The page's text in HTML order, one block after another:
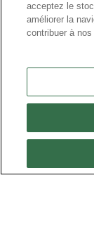
acceptez le
améliorer la
contribuer à